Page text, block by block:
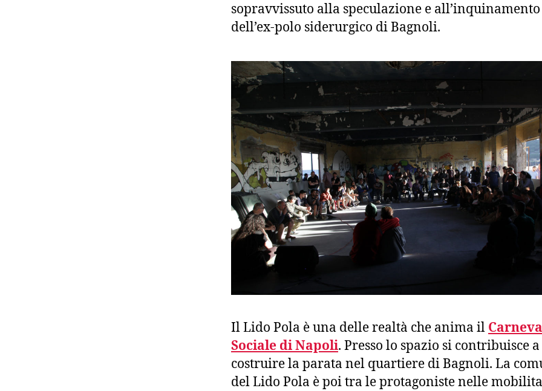
sopravvissuto alla speculazione e all’inquinamento
dell’ex-polo siderurgico di Bagnoli.
Il Lido Pola è una delle realtà che anima il
Sociale di Napoli. Presso lo spazio si contribuisce a
costruire la parata nel quartiere di Bagnoli. La
del Lido Pola è poi tra le protagoniste nelle